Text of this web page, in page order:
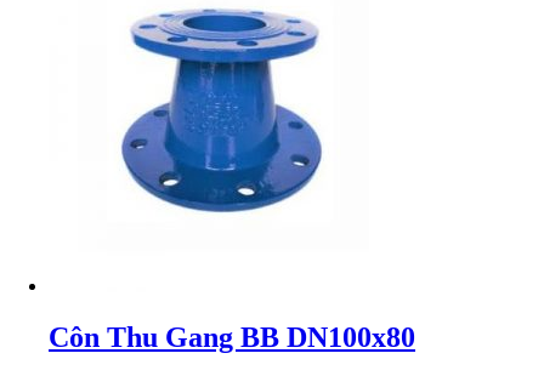
Côn Thu Gang BB DN100x80